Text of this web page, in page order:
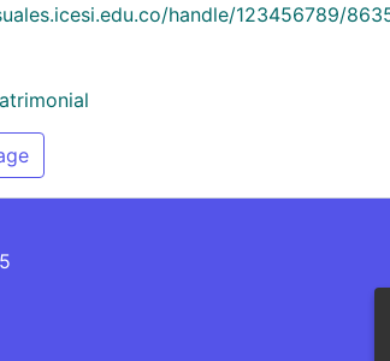
handle/123456789/